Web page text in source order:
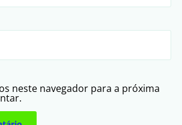
neste navegador para a próxima